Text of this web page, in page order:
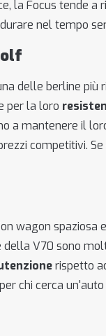
la Focus tende
nel tempo
delle berline più
per la loro
a mantenere il
competitivi.
wagon spaziosa
della V70 sono
rispetto
chi cerca